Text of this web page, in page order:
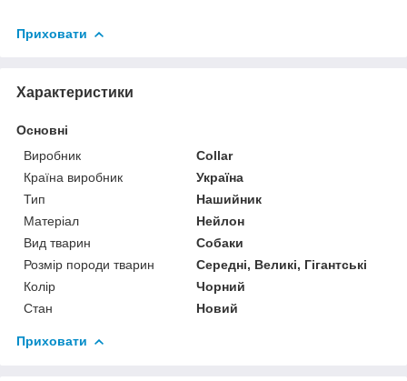
Приховати
Характеристики
Основні
Виробник
Collar
Країна виробник
Україна
Тип
Нашийник
Матеріал
Нейлон
Вид тварин
Собаки
Розмір породи тварин
Середні, Великі, Гігантські
Колір
Чорний
Стан
Новий
Приховати